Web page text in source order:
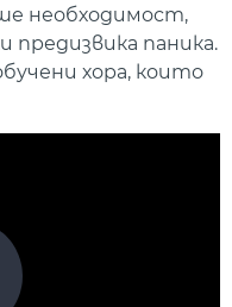
необходимост,
предизвика паника.
хора, които